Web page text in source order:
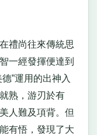
禮尚往來傳統思
一經發揮便達到
”運用的出神入
熟，游刃於有
人難及項背。但
有悟，發現了大